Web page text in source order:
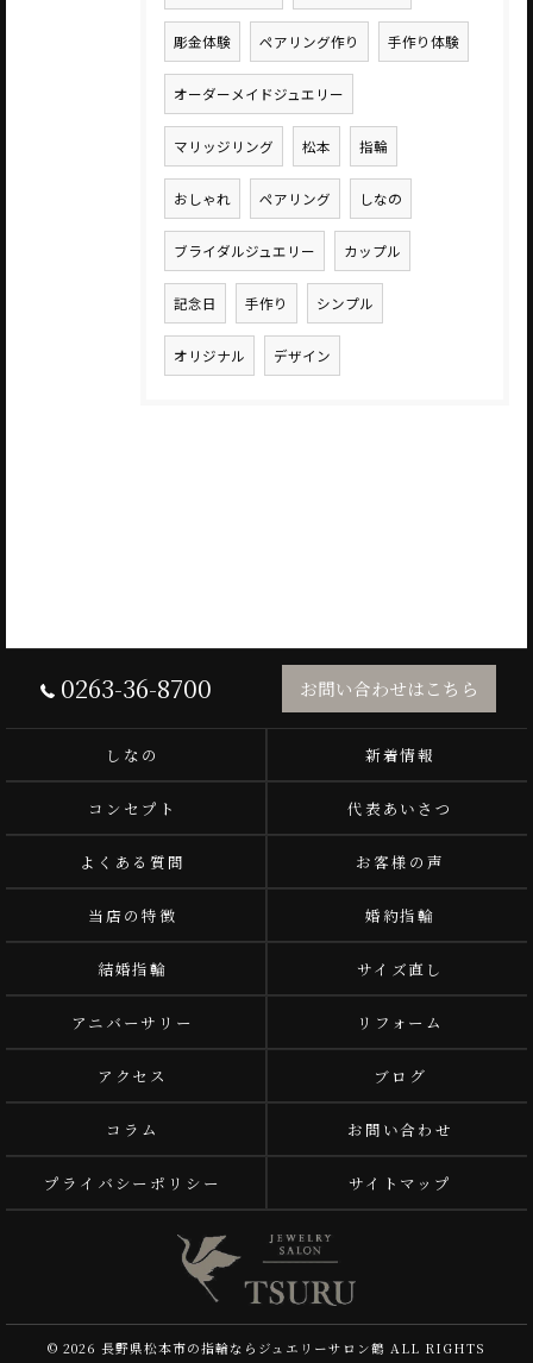
彫金体験 ペアリング作り 手作り体験
オーダーメイドジュエリー
マリッジリング 松本 指輪
おしゃれ ペアリング しなの
ブライダルジュエリー カップル
記念日 手作り シンプル
オリジナル デザイン
0263-36-8700 お問い合わせはこちら
しなの 新着情報
コンセプト 代表あいさつ
よくある質問 お客様の声
当店の特徴 婚約指輪
結婚指輪 サイズ直し
アニバーサリー リフォーム
アクセス ブログ
コラム お問い合わせ
プライバシーポリシー サイトマップ
© 2026 長野県松本市の指輪ならジュエリーサロン鶴 ALL RIGHTS